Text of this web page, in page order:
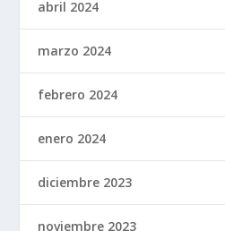
abril 2024
marzo 2024
febrero 2024
enero 2024
diciembre 2023
noviembre 2023